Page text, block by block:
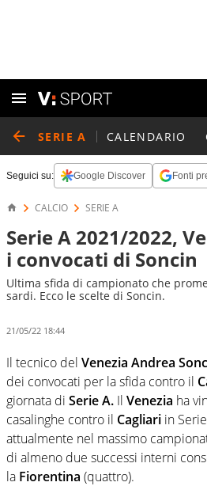
SERIE A CALENDARIO
Seguici su: Google Discover Fonti
CALCIO SERIE A
Serie A 2021/2022,
i convocati di Soncin
Ultima sfida di campionato che
sardi. Ecco le scelte di Soncin.
21/05/22 18:44
Il tecnico del Venezia Andrea
dei convocati per la sfida contro il
giornata di Serie A. Il Venezia ha
casalinghe contro il Cagliari in
attualmente nel massimo
di almeno due successi interni
la Fiorentina (quattro).